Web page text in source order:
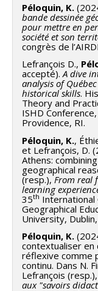
Péloquin, K.
bande dessinée
pour mettre en
société et son
congrès de
Lefrançois D.,
accepté).A dive
analysis of
historical skills.
Theory and
ISHD
Providence, RI.
Péloquin, K.,
et Lefrançois, D.
Athens:
geographical
(resp.),From real
learning
35th International
Geographical
University,
Péloquin, K.
contextualiser en
réflexive comme
continu. Dans N.
Lefrançois (resp.),
aux "savoirs